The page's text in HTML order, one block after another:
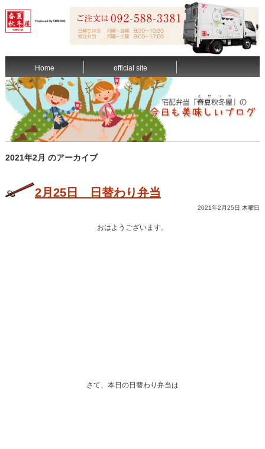
Home official site
2021年2月 のアーカイブ
2月25日 日替わり弁当
2021年2月25日 木曜日
おはようございます。
さて、本日の日替わり弁当は